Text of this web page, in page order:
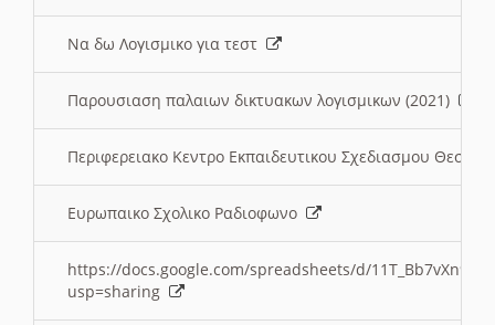
Να δω Λογισμικο για τεστ
Παρουσιαση παλαιων δικτυακων λογισμικων (2021)
Περιφερειακο Κεντρο Εκπαιδευτικου Σχεδιασμου
Ευρωπαικο Σχολικο Ραδιοφωνο
https://docs.google.com/spreadsheets/d/
usp=sharing